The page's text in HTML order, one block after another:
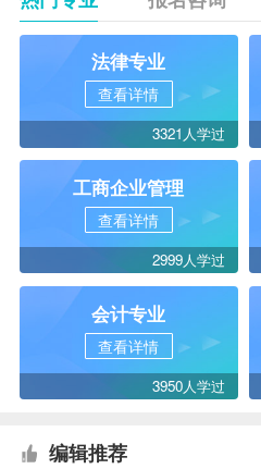
法律专业
查看详情
3321人学过
工商企业管理
查看详情
2999人学过
会计专业
查看详情
3950人学过
编辑推荐